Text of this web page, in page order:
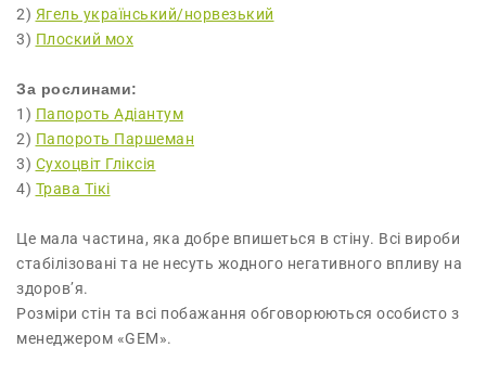
2) Ягель український/норвезький
3) Плоский мох
За рослинами:
1) Папороть Адіантум
2) Папороть Паршеман
3) Сухоцвіт Гліксія
4) Трава Тікі
Це мала частина, яка добре впишеться в стіну. Всі вироби
стабілізовані та не несуть жодного негативного впливу на
здоров’я.
Розміри стін та всі побажання обговорюються особисто з
менеджером «GEM».